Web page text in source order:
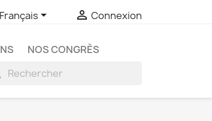
Français  Connexion
NOS CONGRÈS